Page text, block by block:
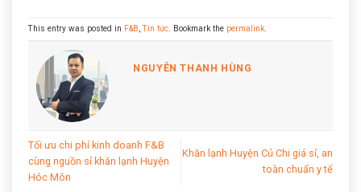
This entry was posted in F&B ,Tin tức . Bookmark the permalink
NGUYỄN THANH HÙNG
Tối ưu chi phí kinh doanh F&B
cùng nguồn sỉ khăn lạnh Huyện
Hóc Môn
Khăn lạnh Huyện Củ Chi giá sỉ, an
toàn chuẩn y tế